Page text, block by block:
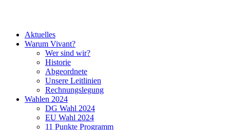
Aktuelles
Warum Vivant?
Wer sind wir?
Historie
Abgeordnete
Unsere Leitlinien
Rechnungslegung
Wahlen 2024
DG Wahl 2024
EU Wahl 2024
11 Punkte Programm